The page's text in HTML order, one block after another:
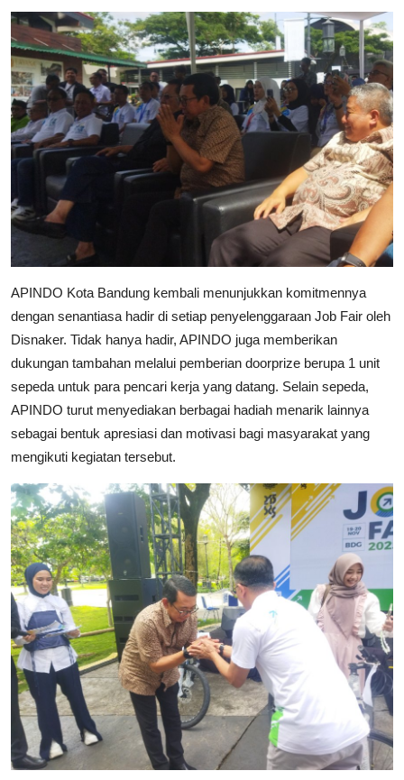
APINDO Kota Bandung kembali menunjukkan komitmennya
dengan senantiasa hadir di setiap penyelenggaraan Job Fair oleh
Disnaker. Tidak hanya hadir, APINDO juga memberikan
dukungan tambahan melalui pemberian doorprize berupa 1 unit
sepeda untuk para pencari kerja yang datang. Selain sepeda,
APINDO turut menyediakan berbagai hadiah menarik lainnya
sebagai bentuk apresiasi dan motivasi bagi masyarakat yang
mengikuti kegiatan tersebut.